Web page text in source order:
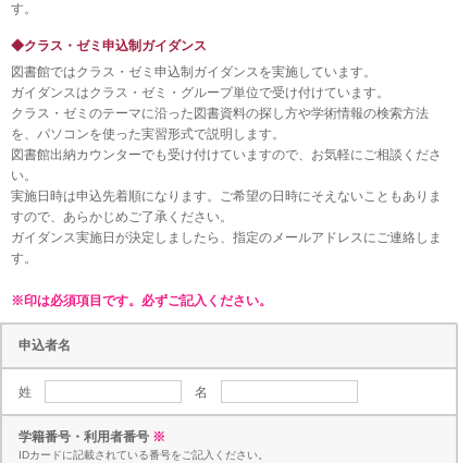
す。
◆クラス・ゼミ申込制ガイダンス
図書館ではクラス・ゼミ申込制ガイダンスを実施しています。
ガイダンスはクラス・ゼミ・グループ単位で受け付けています。
クラス・ゼミのテーマに沿った図書資料の探し方や学術情報の検索方法
を、パソコンを使った実習形式で説明します。
図書館出納カウンターでも受け付けていますので、お気軽にご相談くださ
い。
実施日時は申込先着順になります。ご希望の日時にそえないこともありま
すので、あらかじめご了承ください。
ガイダンス実施日が決定しましたら、指定のメールアドレスにご連絡しま
す。
※印は必須項目です。必ずご記入ください。
申込者名
姓 名
学籍番号・利用者番号 ※
IDカードに記載されている番号をご記入ください。